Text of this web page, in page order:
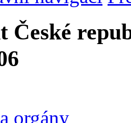
České
orgány